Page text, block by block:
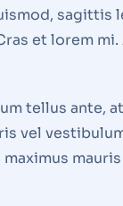
sagittis
et lorem mi.
tellus ante,
vel